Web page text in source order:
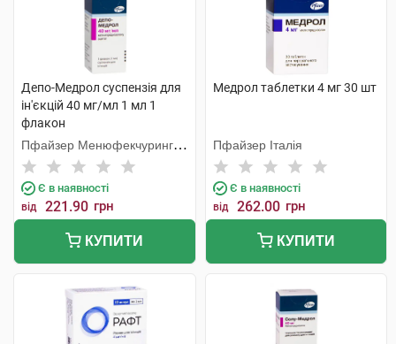
Депо-Медрол суспензія для
ін'єкцій 40 мг/мл 1 мл 1
флакон
Пфайзер Менюфекчуринг
Бельгія
Є в наявності
від 221.90 грн
КУПИТИ
Медрол таблетки 4 мг 30 шт
Пфайзер Італія
Є в наявності
від 262.00 грн
КУПИТИ